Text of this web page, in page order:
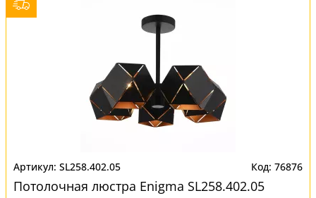
SL258.402.05 76876
Потолочная люстра Enigma SL258.402.05